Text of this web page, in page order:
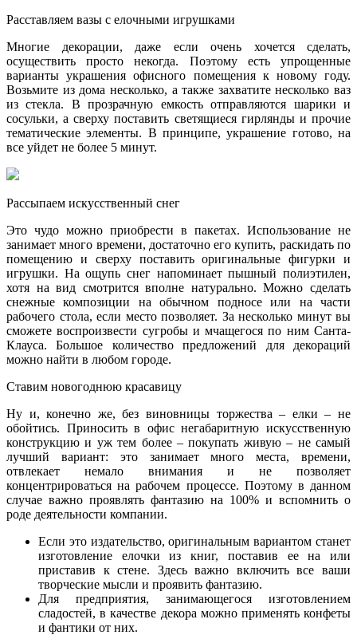
Расставляем вазы с елочными игрушками
Многие декорации, даже если очень хочется сделать,
осуществить просто некогда. Поэтому есть упрощенные
варианты украшения офисного помещения к новому году.
Возьмите из дома несколько, а также захватите несколько ваз
из стекла. В прозрачную емкость отправляются шарики и
сосульки, а сверху поставить светящиеся гирлянды и прочие
тематические элементы. В принципе, украшение готово, на
все уйдет не более 5 минут.
Рассыпаем искусственный снег
Это чудо можно приобрести в пакетах. Использование не
занимает много времени, достаточно его купить, раскидать по
помещению и сверху поставить оригинальные фигурки и
игрушки. На ощупь снег напоминает пышный полиэтилен,
хотя на вид смотрится вполне натурально. Можно сделать
снежные композиции на обычном подносе или на части
рабочего стола, если место позволяет. За несколько минут вы
сможете воспроизвести сугробы и мчащегося по ним Санта-
Клауса. Большое количество предложений для декораций
можно найти в любом городе.
Ставим новогоднюю красавицу
Ну и, конечно же, без виновницы торжества – елки – не
обойтись. Приносить в офис негабаритную искусственную
конструкцию и уж тем более – покупать живую – не самый
лучший вариант: это занимает много места, времени,
отвлекает немало внимания и не позволяет
концентрироваться на рабочем процессе. Поэтому в данном
случае важно проявлять фантазию на 100% и вспомнить о
роде деятельности компании.
Если это издательство, оригинальным вариантом станет
изготовление елочки из книг, поставив ее на или
приставив к стене. Здесь важно включить все ваши
творческие мысли и проявить фантазию.
Для предприятия, занимающегося изготовлением
сладостей, в качестве декора можно применять конфеты
и фантики от них.